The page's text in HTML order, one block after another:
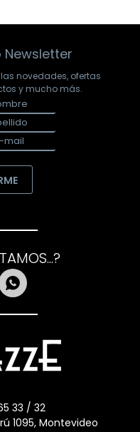
Newsletter
novedades, ofertas
y mucho más.

33 / 32
1095, Montevideo